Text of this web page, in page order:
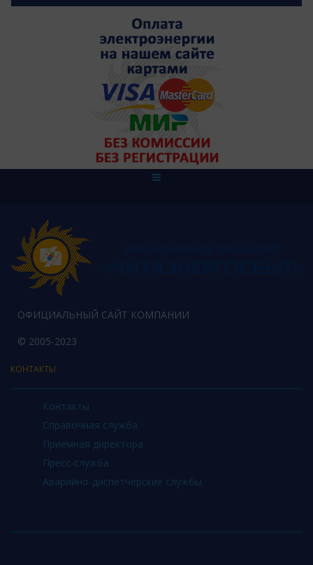
ОФИЦИАЛЬНЫЙ САЙТ КОМПАНИИ
© 2005-2023
КОНТАКТЫ
Контакты
Справочная служба
Приемная директора
Пресс-служба
Аварийно-диспетчерские службы